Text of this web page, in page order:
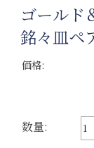
ゴール
銘々皿ペ
価格:
数量: